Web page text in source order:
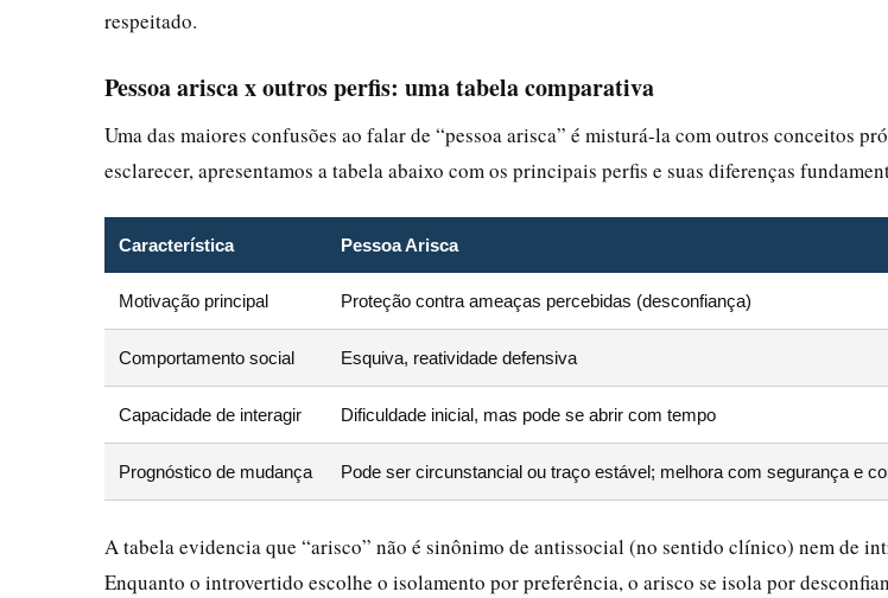
respeitado.
Pessoa arisca x outros perfis: uma tabela comparativa
Uma das maiores confusões ao falar de “pessoa arisca” é misturá-la com outros conceitos
esclarecer, apresentamos a tabela abaixo com os principais perfis e suas diferenças
Característica Pessoa Arisca
Motivação principal Proteção contra ameaças percebidas (desconfiança)
Comportamento social Esquiva, reatividade defensiva
Capacidade de interagir Dificuldade inicial, mas pode se abrir com tempo
Prognóstico de mudança Pode ser circunstancial ou traço estável; melhora com segurança e
A tabela evidencia que “arisco” não é sinônimo de antissocial (no sentido clínico) nem de
Enquanto o introvertido escolhe o isolamento por preferência, o arisco se isola por